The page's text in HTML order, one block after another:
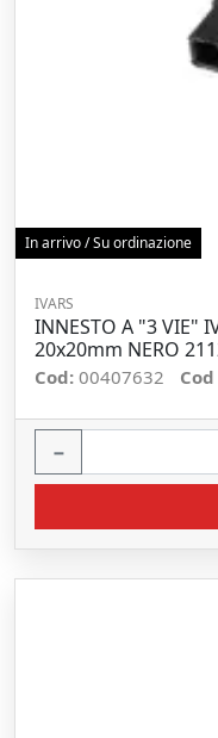
In arrivo / Su ordinazione
IVARS
INNESTO A "3 VIE"
20x20mm NERO
Cod: 00407632
−